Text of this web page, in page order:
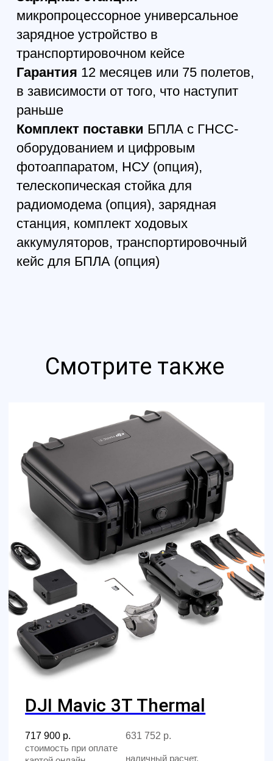
Смотрите также
Квадрокоптер DJI Neo
Fly More Combo
49 050 р. 43 164 р.
293 400 р. 258 192 р.
Тактический FPV дрон
10 дюймов 380-1050 МГц
ELRS VTX 1.2, 3.3, 4.9, 5.9
ГГц аккумулятор 8000